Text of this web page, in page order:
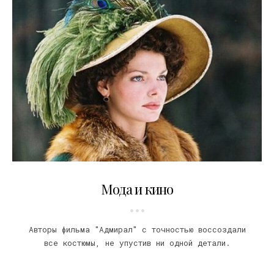
Мода и кино
Авторы фильма "Адмирал" с точностью воссоздали
все костюмы, не упустив ни одной детали.